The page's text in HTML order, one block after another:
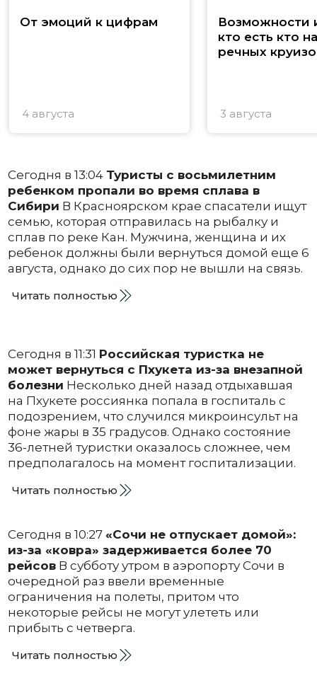
От эмоций к цифрам
4 августа
Возможности
кто есть кто
речных
3 августа
Сегодня в 13:04 Туристы с восьмилетним
ребенком пропали во время сплава в
Сибири В Красноярском крае спасатели ищут
семью, которая отправилась на рыбалку и
сплав по реке Кан. Мужчина, женщина и их
ребенок должны были вернуться домой еще 6
августа, однако до сих пор не вышли на связь.
Читать полностью
Сегодня в 11:31 Российская туристка не
может вернуться с Пхукета из-за внезапной
болезни Несколько дней назад отдыхавшая
на Пхукете россиянка попала в госпиталь с
подозрением, что случился микроинсульт на
фоне жары в 35 градусов. Однако состояние
36-летней туристки оказалось сложнее, чем
предполагалось на момент госпитализации.
Читать полностью
Сегодня в 10:27 «Сочи не отпускает домой»:
из-за «ковра» задерживается более 70
рейсовВ субботу утром в аэропорту Сочи в
очередной раз ввели временные
ограничения на полеты, притом что
некоторые рейсы не могут улететь или
прибыть с четверга.
Читать полностью